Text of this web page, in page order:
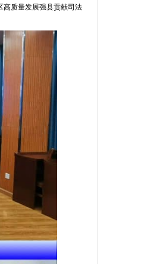
高质量发展强县贡献司法